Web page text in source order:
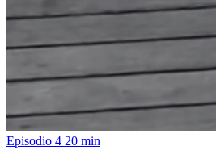
Episodio 4 20 min